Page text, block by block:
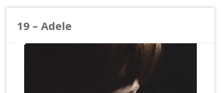
19 – Adele